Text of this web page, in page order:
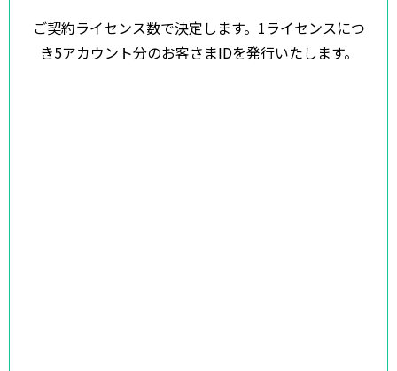
ご契約ライセンス数で決定します。 1ライセンスにつ
き5アカウント分のお客さまIDを発行いたします。